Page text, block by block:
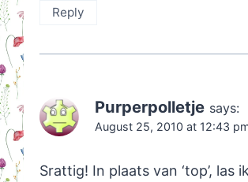
Reply
Purperpolletje says:
August 25, 2010 at 12:43
Srattig! In plaats van ‘top’, las